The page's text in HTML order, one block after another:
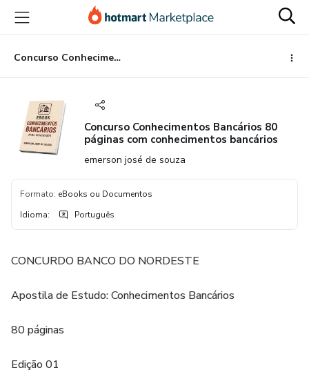
para
conteúdo
principal
para
pagamento
para
rodapé
Concurso Conhecimentos Bancários 80 páginas com conhecimentos bancários
Concurso Conhecimentos Bancários 80
páginas com conhecimentos bancários
emerson josé de souza
Formato: eBooks ou Documentos
Idioma: Português
CONCURDO BANCO DO NORDESTE
Apostila de Estudo: Conhecimentos Bancários
80 páginas
Edição 01